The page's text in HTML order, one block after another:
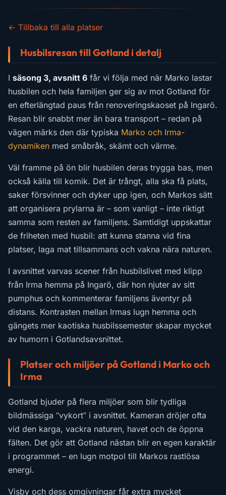
← Tillbaka till alla platser
Husbilsresan till Gotland i detalj
I säsong 3, avsnitt 6 får vi följa med när Marko lastar
husbilen och hela familjen ger sig av mot Gotland för
en efterlängtad paus från renoveringskaoset på Ingarö.
Resan blir snabbt mer än bara transport – redan på
vägen märks den där typiska Marko och Irma-
dynamiken med småbråk, skämt och värme.
Väl framme på ön blir husbilen deras trygga bas, men
också källa till komik. Det är trångt, alla ska få plats,
saker försvinner och dyker upp igen, och Markos sätt
att organisera prylarna är – som vanligt – inte riktigt
samma som resten av familjens. Samtidigt uppskattar
de friheten med husbil: att kunna stanna vid fina
platser, laga mat tillsammans och vakna nära naturen.
I avsnittet varvas scener från husbilslivet med klipp
från Irma hemma på Ingarö, där hon njuter av sitt
pumphus och kommenterar familjens äventyr på
distans. Kontrasten mellan Irmas lugn hemma och
gängets mer kaotiska husbilssemester skapar mycket
av humorn i Gotlandsavsnittet.
Platser och miljöer på Gotland i Marko och
Irma
Gotland bjuder på flera miljöer som blir tydliga
bildmässiga “vykort” i avsnittet. Kameran dröjer ofta
vid den karga, vackra naturen, havet och de öppna
fälten. Det gör att Gotland nästan blir en egen karaktär
i programmet – en lugn motpol till Markos rastlösa
energi.
Visby och dess omgivningar får extra mycket